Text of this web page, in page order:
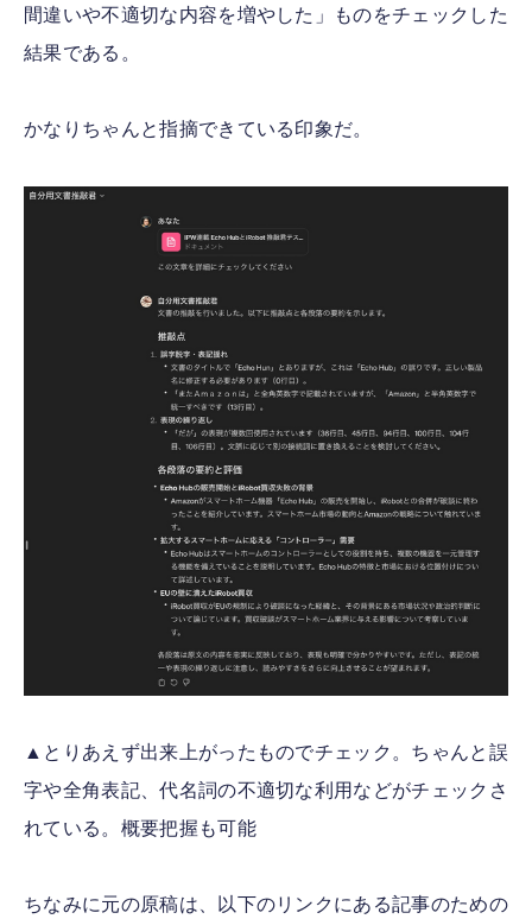
間違いや不適切な内容を増やした」ものをチェックした
結果である。
かなりちゃんと指摘できている印象だ。
▲とりあえず出来上がったものでチェック。ちゃんと誤
字や全角表記、代名詞の不適切な利用などがチェックさ
れている。概要把握も可能
ちなみに元の原稿は、以下のリンクにある記事のための